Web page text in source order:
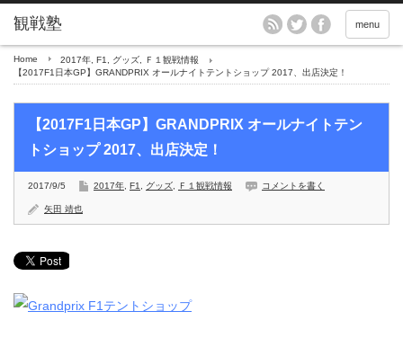
menu
Home 2017年 F1 グッズ
Ｆ１観戦情報
【2017F1日本GP】GRANDPRIX オールナイトテントショップ 2017、出店決定！
【2017F1日本GP】GRANDPRIX オールナイトテン
トショップ 2017、出店決定！
2017/9/5 2017年 F1 グッズ Ｆ１観戦情報 コメントを書く
矢田 靖也